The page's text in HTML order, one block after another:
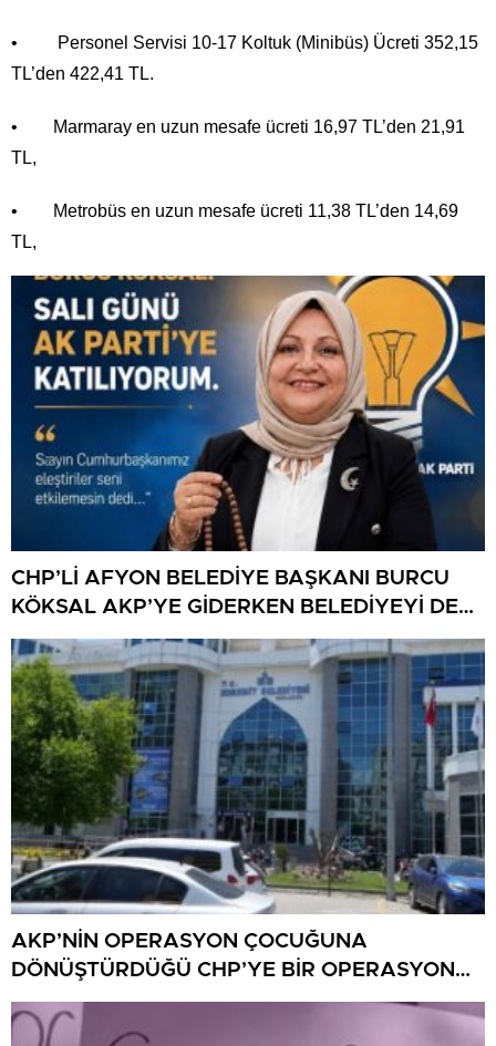
• Personel Servisi 10-17 Koltuk (Minibüs) Ücreti 352,15
TL’den 422,41 TL.
• Marmaray en uzun mesafe ücreti 16,97 TL’den 21,91
TL,
• Metrobüs en uzun mesafe ücreti 11,38 TL’den 14,69
TL,
CHP’Lİ AFYON BELEDİYE BAŞKANI BURCU
KÖKSAL AKP’YE GİDERKEN BELEDİYEYİ DE
GÖTÜRÜYOR!
AKP’NİN OPERASYON ÇOCUĞUNA
DÖNÜŞTÜRDÜĞÜ CHP’YE BİR OPERASYON
DAHA!